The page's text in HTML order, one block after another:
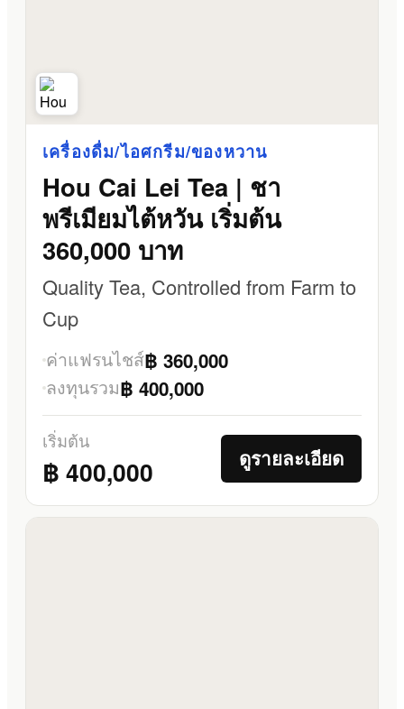
เครื่องดื่ม/ไอศกรีม/ของหวาน
Hou Cai Lei Tea | ชา
พรีเมียมไต้หวัน เริ่มต้น
360,000 บาท
Quality Tea, Controlled from Farm to
Cup
ค่าแฟรนไชส์฿ 360,000
ลงทุนรวม฿ 400,000
เริ่มต้น
฿ 400,000 ดูรายละเอียด